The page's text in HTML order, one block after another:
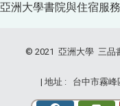
亞洲大學書院與住宿服
© 2021 亞洲大學 三品
| 地址 : 台中市霧峰